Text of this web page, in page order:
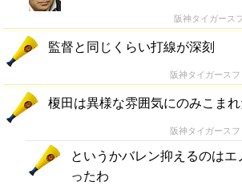
阪神タイガース
監督と同じくらい打線が深刻
阪神タイガースフ
榎田は異様な雰囲気にのみこま
阪神タイガースフ
というかバレン抑えるのは
ったわ